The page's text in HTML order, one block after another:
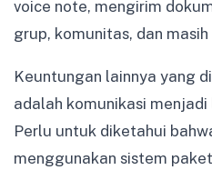
voice note, mengirim
grup, komunitas, dan
Keuntungan lainnya yang
adalah komunikasi
Perlu untuk diketahui
menggunakan sistem